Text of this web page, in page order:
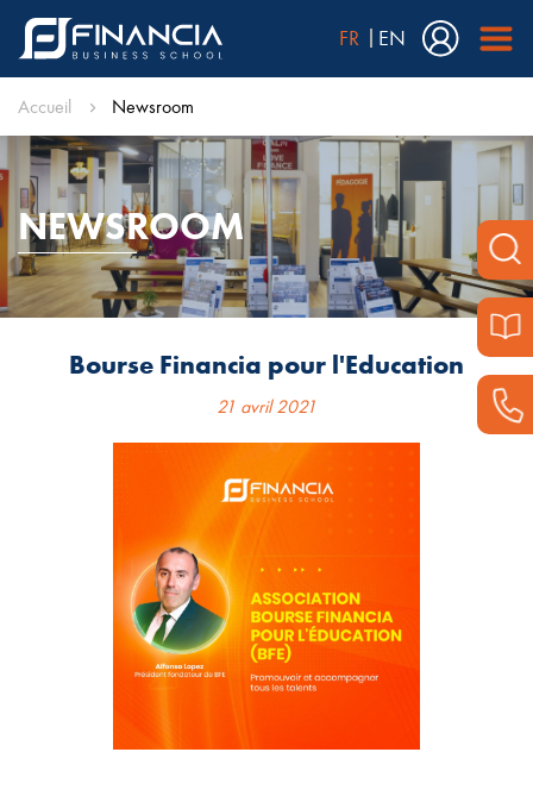
FR EN
Accueil Newsroom
NEWSROOM
Bourse Financia pour l'Education
21 avril 2021